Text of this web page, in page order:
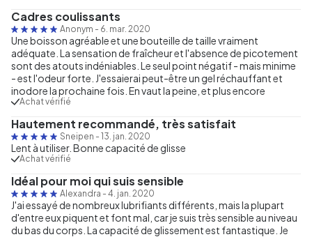
Cadres coulissants
Anonym - 6. mar. 2020
Une boisson agréable et une bouteille de taille vraiment
adéquate. La sensation de fraîcheur et l'absence de picotement
sont des atouts indéniables. Le seul point négatif - mais minime
- est l'odeur forte. J'essaierai peut-être un gel réchauffant et
inodore la prochaine fois. En vaut la peine, et plus encore
Achat vérifié
Hautement recommandé, très satisfait
Sneipen - 13. jan. 2020
Lent à utiliser. Bonne capacité de glisse
Achat vérifié
Idéal pour moi qui suis sensible
Alexandra - 4. jan. 2020
J'ai essayé de nombreux lubrifiants différents, mais la plupart
d'entre eux piquent et font mal, car je suis très sensible au niveau
du bas du corps. La capacité de glissement est fantastique. Je